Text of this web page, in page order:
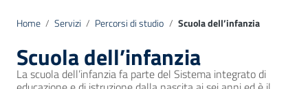
Home / Servizi / Percorsi di studio / Scuola dell’infanzia
Scuola dell’infanzia
La scuola dell’infanzia fa parte del Sistema integrato di